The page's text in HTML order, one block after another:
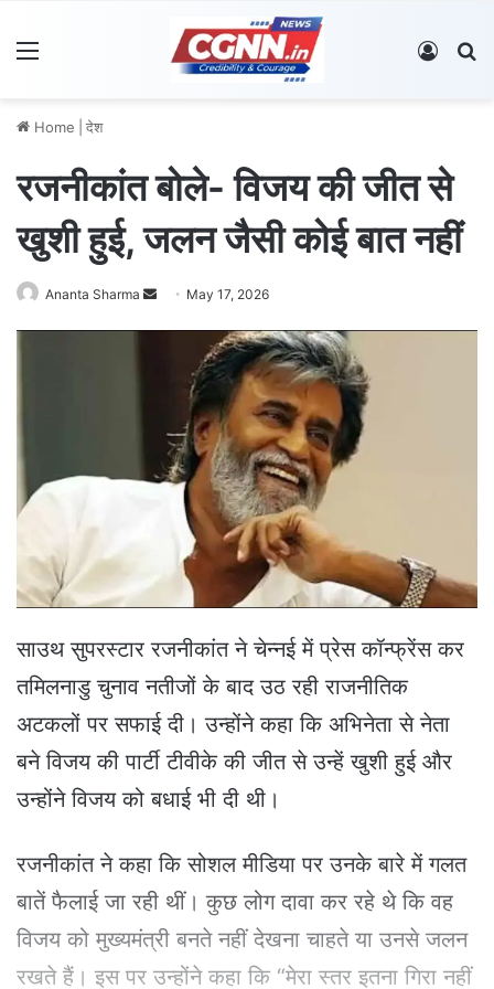
Log In
Home देश
रजनीकांत बोले- विजय की जीत से
खुशी हुई, जलन जैसी कोई बात नहीं
Ananta Sharma
m
May 17, 2026
साउथ सुपरस्टार रजनीकांत ने चेन्नई में प्रेस कॉन्फ्रेंस कर
तमिलनाडु चुनाव नतीजों के बाद उठ रही राजनीतिक
अटकलों पर सफाई दी। उन्होंने कहा कि अभिनेता से नेता
बने विजय की पार्टी टीवीके की जीत से उन्हें खुशी हुई और
उन्होंने विजय को बधाई भी दी थी।
रजनीकांत ने कहा कि सोशल मीडिया पर उनके बारे में गलत
बातें फैलाई जा रही थीं। कुछ लोग दावा कर रहे थे कि वह
विजय को मुख्यमंत्री बनते नहीं देखना चाहते या उनसे जलन
रखते हैं। इस पर उन्होंने कहा कि “मेरा स्तर इतना गिरा नहीं